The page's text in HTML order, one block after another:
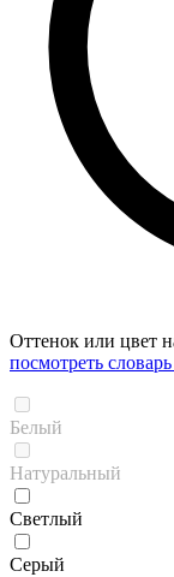
Оттенок или цвет
посмотреть
Белый
Натуральный
Светлый
Серый